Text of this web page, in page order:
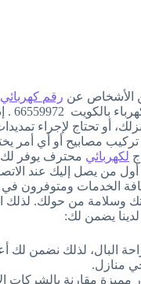
الأشخاص عن رقم كهربائي
رقم
أو تحتاج لإجراء
تركيب مصابيح أو أي أمر
لكهربائي محترف يوفر لك
من يصل إليك عند
الخدمات ومتوفرون في
وسلامة من حولك. لذلك
يضمن لك:
البال، لذلك نضمن لك
منازل.
مميزة مقارنة بالشركات